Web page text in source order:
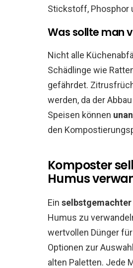
Stickstoff, Phosphor
Was sollte man
Nicht alle
Schädlinge wie
gefährdet.
werden, da der
Speisen können
den
Komposter
Humus
Ein
Humus zu
wertvollen Dünger
Optionen zur
alten Paletten. Jede